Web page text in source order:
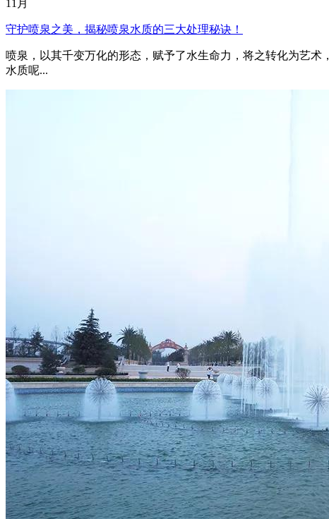
11月
守护喷泉之美，揭秘喷泉水质的三大处理秘诀！
喷泉，以其千变万化的形态，赋予了水生命力，将之转化为艺
水质呢...